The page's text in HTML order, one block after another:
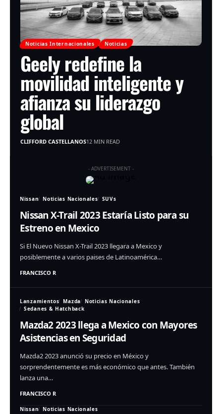
Noticias Internacionales Noticias
Geely redefine la
movilidad inteligente y
afianza su liderazgo
global
CLIFFORD CASTELLANOS12 MIN READ
- ADVERTISEMENT -
Nissan Noticias Nacionales SUVs
Nissan X-Trail 2023 Estaría Listo para su
Estreno en Mexico
Si El Nuevo Nissan X-Trail 2023 llegara a Mexico y
posiblemente a varios paises de Latinoamérica…
FRANCISCO R
Lanzamientos Mazda
Noticias Nacionales
Sedanes & Hatchback
Mazda2 2023 llega a Mexico con Mayores
Asistencias en Seguridad
Mazda2 2023 anunció su precio en México y
sorprendentemente es más económico que antes. También
lanza una…
FRANCISCO R
Nissan Noticias Nacionales